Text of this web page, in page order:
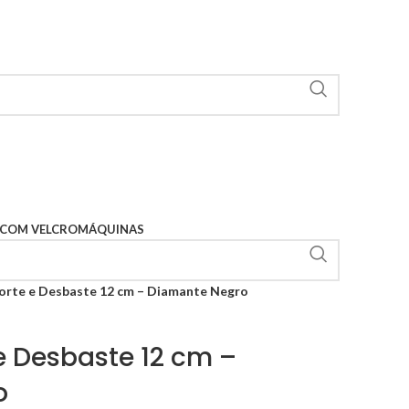
VELCROMÁQUINAS
e Desbaste 12 cm – Diamante Negro
12 cm –